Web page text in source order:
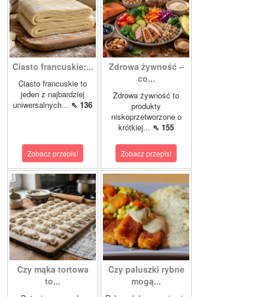
Ciasto francuskie:...
Ciasto francuskie to
jeden z najbardziej
uniwersalnych... ⇖ 136
Zobacz przepis!
Zdrowa żywność –
co...
Zdrowa żywność to
produkty
niskoprzetworzone o
krótkiej... ⇖ 155
Zobacz przepis!
Czy mąka tortowa
to...
Czy paluszki rybne
mogą...